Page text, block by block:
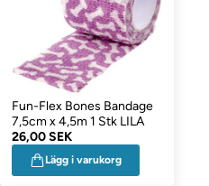
Fun-Flex Bones Bandage
7,5cm x 4,5m 1 Stk LILA
26,00 SEK
Lägg i varukorg